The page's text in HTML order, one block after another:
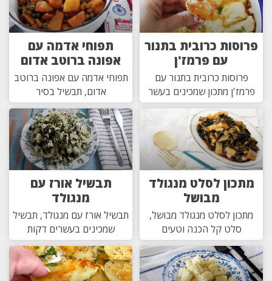
פרוסות כרובית בתנור
עם פרמז'ן
פרוסות כרובית בתנור עם
פרמז'ן מתכון שמכינים בעשר
תפוחי אדמה עם
אפונה ברוטב אדום
תפוחי אדמה עם אפונה ברוטב
אדום, תבשיל בסיר
מתכון לסלט מנגולד
מבושל
מתכון לסלט מנגולד מבושל,
סלט קל הכנה וטעים
תבשיל אורז עם
מנגולד
תבשיל אורז עם מנגולד, תבשיל
שמכינים בעשרים דקות